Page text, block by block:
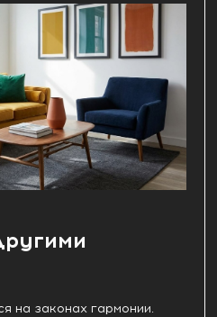
на законах гармонии.